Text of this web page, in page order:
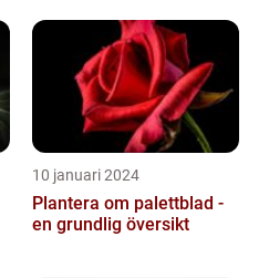
10 januari 2024
Plantera om palettblad -
en grundlig översikt